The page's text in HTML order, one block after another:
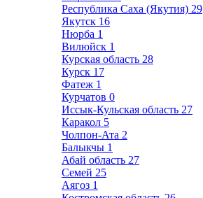
Республика Саха (Якутия) 29
Якутск 16
Нюрба 1
Вилюйск 1
Курская область 28
Курск 17
Фатеж 1
Курчатов 0
Иссык-Кульская область 27
Каракол 5
Чолпон-Ата 2
Балыкчы 1
Абай область 27
Семей 25
Аягоз 1